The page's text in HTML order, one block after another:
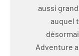
aussi
auquel
Adventure